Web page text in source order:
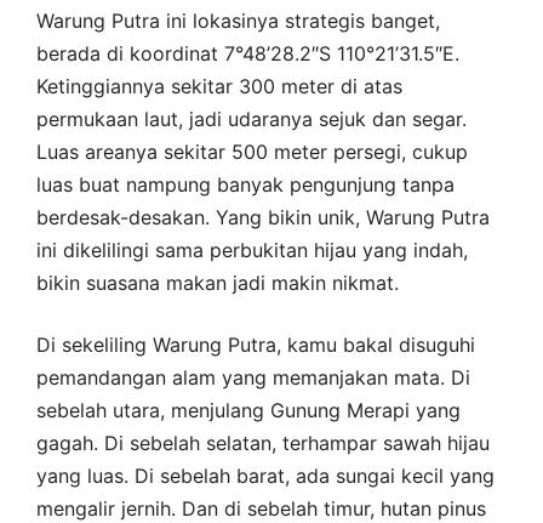
Warung Putra ini lokasinya strategis banget,
berada di koordinat 7°48’28.2″S 110°21’31.5″E.
Ketinggiannya sekitar 300 meter di atas
permukaan laut, jadi udaranya sejuk dan segar.
Luas areanya sekitar 500 meter persegi, cukup
luas buat nampung banyak pengunjung tanpa
berdesak-desakan. Yang bikin unik, Warung Putra
ini dikelilingi sama perbukitan hijau yang indah,
bikin suasana makan jadi makin nikmat.
Di sekeliling Warung Putra, kamu bakal disuguhi
pemandangan alam yang memanjakan mata. Di
sebelah utara, menjulang Gunung Merapi yang
gagah. Di sebelah selatan, terhampar sawah hijau
yang luas. Di sebelah barat, ada sungai kecil yang
mengalir jernih. Dan di sebelah timur, hutan pinus